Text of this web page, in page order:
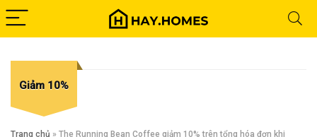
Giảm 10%
Trang chủ » The Running Bean Coffee giảm 10% trên tổng hóa đơn khi